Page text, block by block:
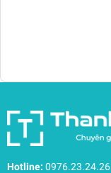
Hotline: 0976.23.24.26